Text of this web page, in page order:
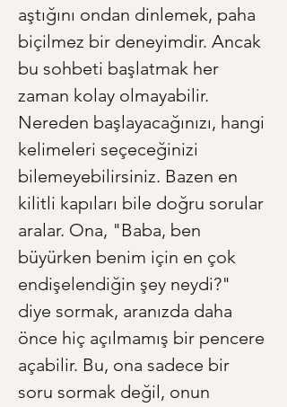
aştığını ondan dinlemek, paha
biçilmez bir deneyimdir. Ancak
bu sohbeti başlatmak her
zaman kolay olmayabilir.
Nereden başlayacağınızı, hangi
kelimeleri seçeceğinizi
bilemeyebilirsiniz. Bazen en
kilitli kapıları bile doğru sorular
aralar. Ona, "Baba, ben
büyürken benim için en çok
endişelendiğin şey neydi?"
diye sormak, aranızda daha
önce hiç açılmamış bir pencere
açabilir. Bu, ona sadece bir
soru sormak değil, onun